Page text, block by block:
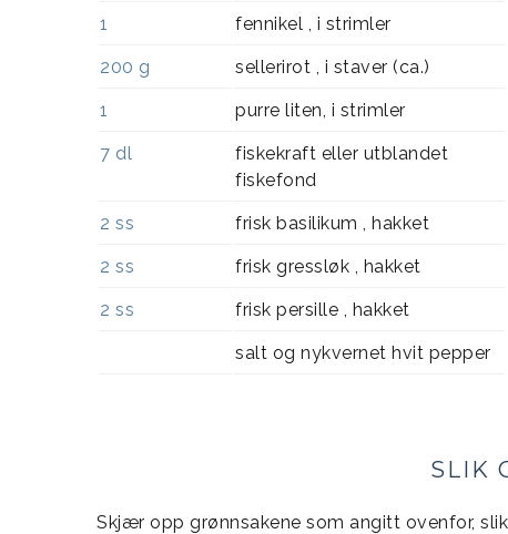
1 fennikel , i strimler
200 g sellerirot , i staver (ca.)
1 purre liten, i strimler
7 dl
fiskekraft eller utblandet
fiskefond
2 ss frisk basilikum , hakket
2 ss frisk gressløk , hakket
2 ss frisk persille , hakket
salt og nykvernet hvit pepper
SLIK
Skjær opp grønnsakene som angitt ovenfor,